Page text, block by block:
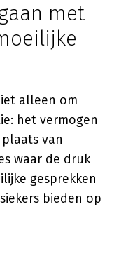
met
alleen om
het vermogen
van
waar de druk
gesprekken
bieden op